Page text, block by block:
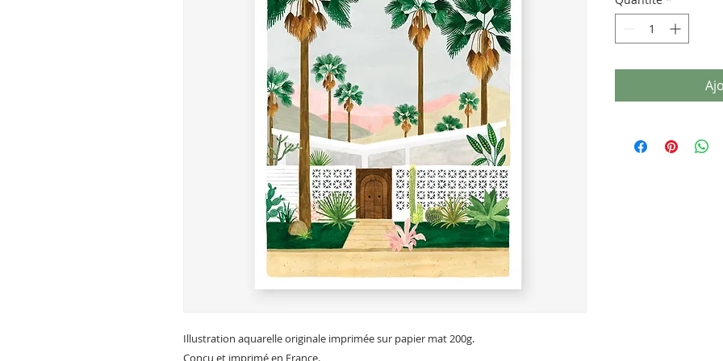
Illustration aquarelle originale imprimée sur papier mat 200g.
Conçu et imprimé en France.